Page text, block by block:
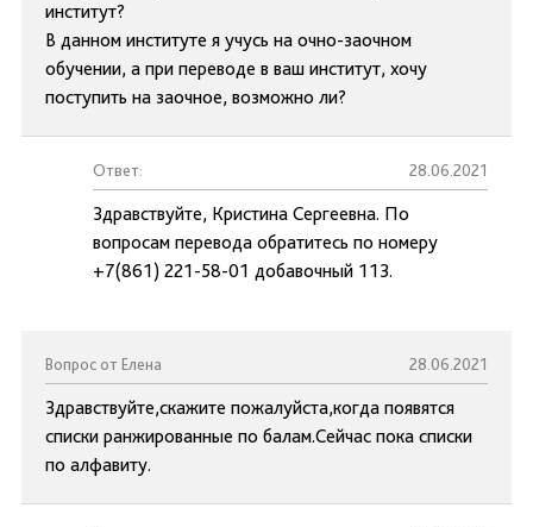
институт?
В данном институте я учусь на очно-заочном
обучении, а при переводе в ваш институт, хочу
поступить на заочное, возможно ли?
Ответ: 28.06.2021
Здравствуйте, Кристина Сергеевна. По
вопросам перевода обратитесь по номеру
+7(861) 221-58-01 добавочный 113.
Вопрос от Елена 28.06.2021
Здравствуйте,скажите пожалуйста,когда появятся
списки ранжированные по балам.Сейчас пока списки
по алфавиту.